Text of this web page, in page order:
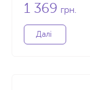
1 369 грн.
Далі